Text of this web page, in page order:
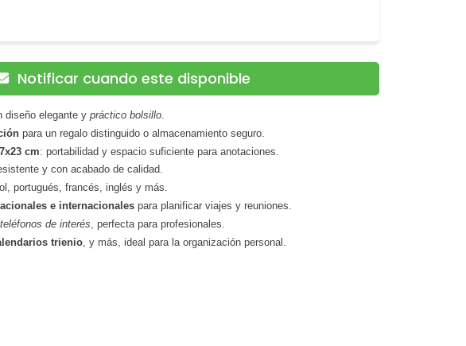
Notificar cuando este disponible
diseño elegante ypráctico bolsillo
para un regalo distinguido o almacenamiento seguro.
cm: portabilidad y espacio suficiente para anotaciones.
y con acabado de calidad.
portugués, francés, inglés y más.
e internacionales para planificar viajes y reuniones.
de interés, perfecta para profesionales.
trienio , y más, ideal para la organización personal.